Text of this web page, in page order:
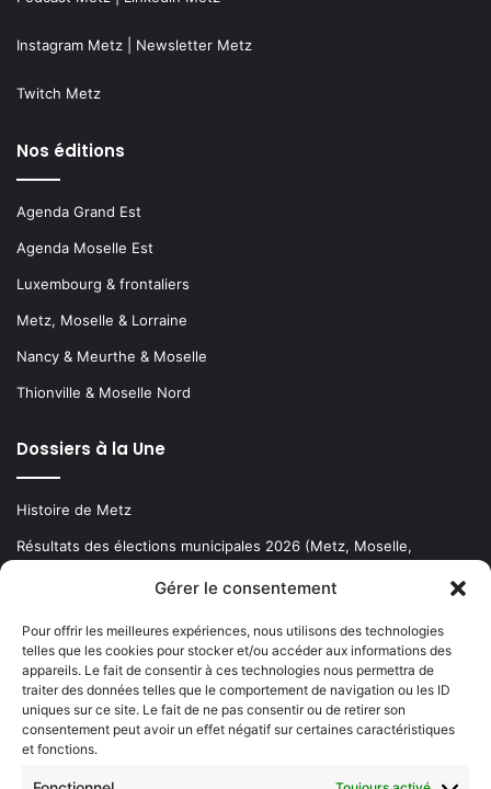
Gérer le consentement
Pour offrir les meilleures expériences, nous utilisons des technologies
telles que les cookies pour stocker et/ou accéder aux informations des
appareils. Le fait de consentir à ces technologies nous permettra de
traiter des données telles que le comportement de navigation ou les ID
uniques sur ce site. Le fait de ne pas consentir ou de retirer son
consentement peut avoir un effet négatif sur certaines caractéristiques
et fonctions.
Instagram Metz Newsletter Metz
Twitch Metz
Nos éditions
Agenda Grand Est
Agenda Moselle Est
Luxembourg & frontaliers
Metz, Moselle & Lorraine
Nancy & Meurthe & Moselle
Thionville & Moselle Nord
Dossiers à la Une
Histoire de Metz
Résultats des élections municipales 2026 (Metz, Moselle,
Newsletter gratuite
Choisissez : matin, soir ou hebdo ?